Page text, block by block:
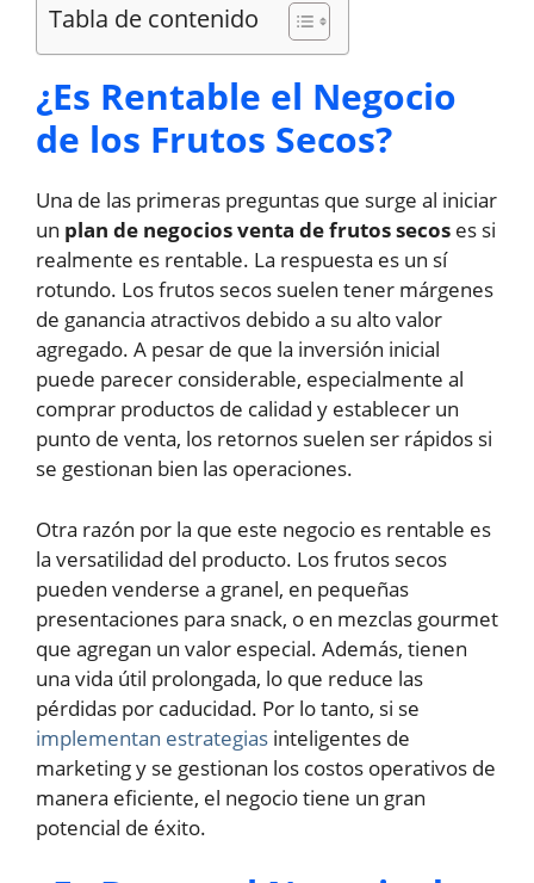
Tabla de contenido
¿Es Rentable el Negocio
de los Frutos Secos?
Una de las primeras preguntas que surge al iniciar
un plan de negocios venta de frutos secos es si
realmente es rentable. La respuesta es un sí
rotundo. Los frutos secos suelen tener márgenes
de ganancia atractivos debido a su alto valor
agregado. A pesar de que la inversión inicial
puede parecer considerable, especialmente al
comprar productos de calidad y establecer un
punto de venta, los retornos suelen ser rápidos si
se gestionan bien las operaciones.
Otra razón por la que este negocio es rentable es
la versatilidad del producto. Los frutos secos
pueden venderse a granel, en pequeñas
presentaciones para snack, o en mezclas gourmet
que agregan un valor especial. Además, tienen
una vida útil prolongada, lo que reduce las
pérdidas por caducidad. Por lo tanto, si se
implementan estrategias inteligentes de
marketing y se gestionan los costos operativos de
manera eficiente, el negocio tiene un gran
potencial de éxito.